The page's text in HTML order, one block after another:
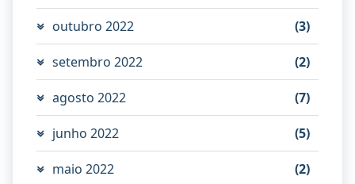
outubro 2022 (3)
setembro 2022 (2)
agosto 2022 (7)
junho 2022 (5)
maio 2022 (2)